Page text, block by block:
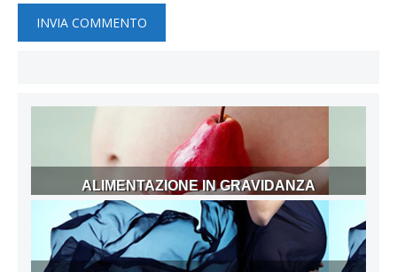
ALIMENTAZIONE IN GRAVIDANZA